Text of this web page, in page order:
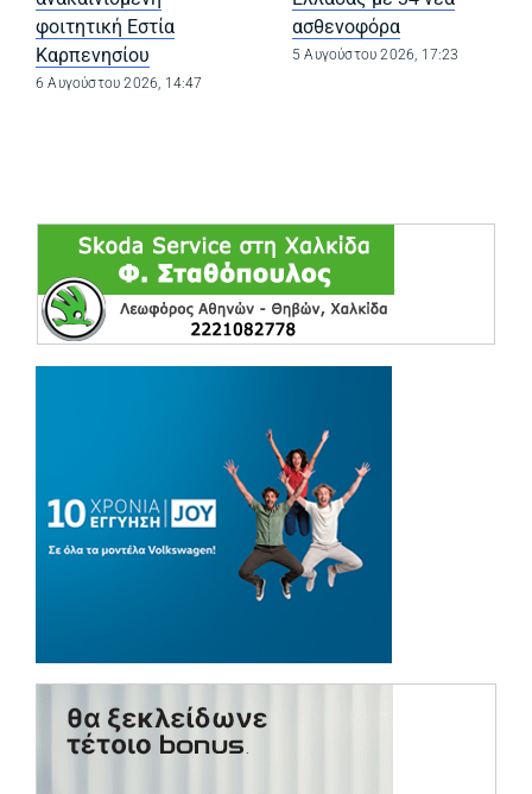
φοιτητική Εστία
Καρπενησίου
6 Αυγούστου 2026, 14:47
ασθενοφόρα
5 Αυγούστου 2026, 17:23